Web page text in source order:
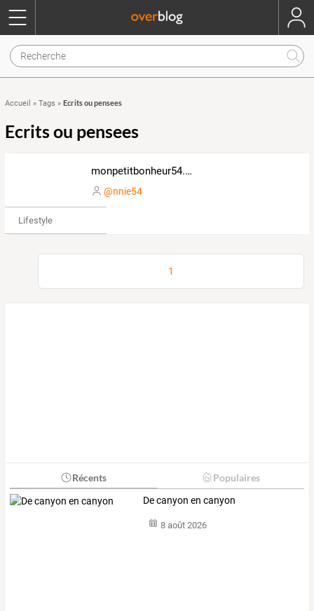
Accueil » Tags » Ecrits ou pensees
Ecrits ou pensees
monpetitbonheur54.over-blog.com
@nnie54
Lifestyle
1
Récents Populaires
De canyon en canyon
8 août 2026